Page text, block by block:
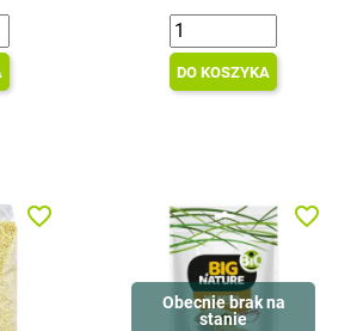
DO KOSZYKA
favorite_border
Obecnie brak na
stanie
favorite_border